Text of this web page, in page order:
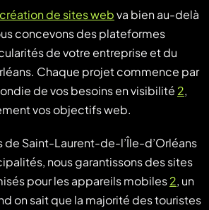
création de sites webva bien au-delà
concevons des plateformes
de votre entreprise et du
Chaque projet commence par
de vos besoins en visibilité 2,
vos objectifs web.
de Saint-Laurent-de-l’Île-d’Orléans
nous garantissons des sites
pour les appareils mobiles2, un
on sait que la majorité des touristes